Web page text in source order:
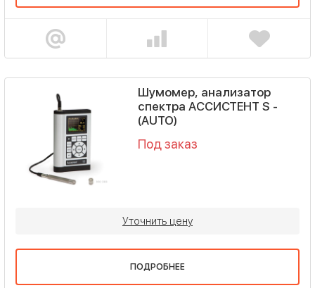
Шумомер, анализатор
спектра АССИСТЕНТ S -
(AUTO)
Под заказ
Уточнить цену
ПОДРОБНЕЕ